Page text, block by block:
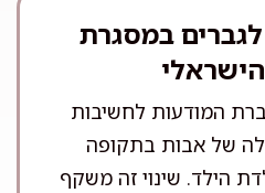
במסגרת
המודעות לחשיבות
של אבות בתקופה
הילד. שינוי זה משקף